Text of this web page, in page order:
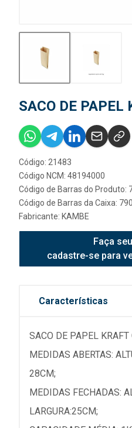
SACO DE PAPEL
Código: 21483
Código NCM: 48194000
Código de Barras do Produto:
Código de Barras da Caixa:
Fabricante: KAMBE
Faça
cadastre-se para
Características
SACO DE PAPEL
MEDIDAS ABERTAS:
28CM;
MEDIDAS FECHADAS:
LARGURA:25CM;